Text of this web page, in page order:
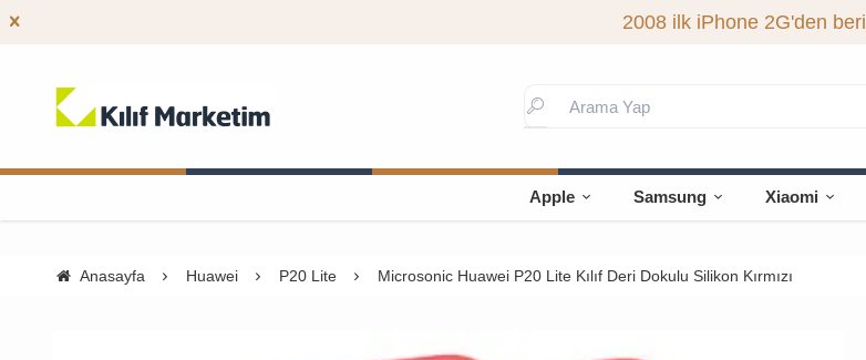
2008 ilk iPhone 2G'den beri
Apple Samsung Xiaomi
Anasayfa Huawei P20 Lite Microsonic Huawei P20 Lite Kılıf Deri Dokulu Silikon Kırmızı